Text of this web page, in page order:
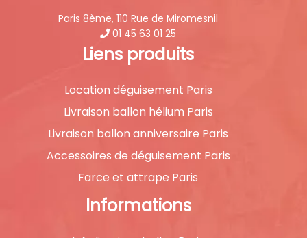
Paris 8ème, 110 Rue de Miromesnil
01 45 63 01 25
Liens produits
Location déguisement Paris
Livraison ballon hélium Paris
Livraison ballon anniversaire Paris
Accessoires de déguisement Paris
Farce et attrape Paris
Informations